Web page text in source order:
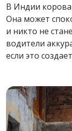
В Индии
Она может
и никто не
водители
если это